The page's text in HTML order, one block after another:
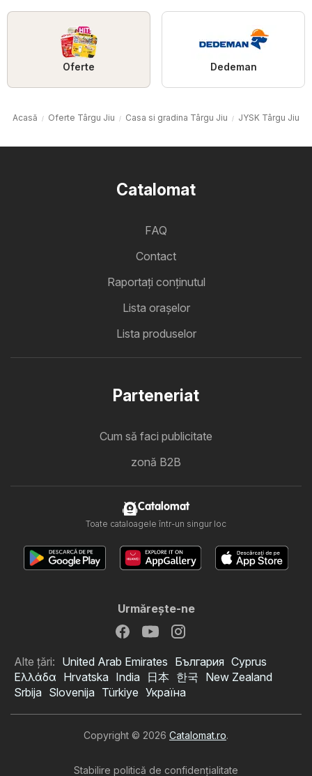
Oferte Dedeman
Acasă Oferte Târgu Jiu Casa si gradina Târgu Jiu JYSK Târgu Jiu
Catalomat
FAQ
Contact
Raportați conținutul
Lista oraşelor
Lista produselor
Parteneriat
Cum să faci publicitate
zonă B2B
Catalomat
Toate cataloagele într-un singur loc
Urmăreşte-ne
Alte țări: United Arab Emirates България Cyprus
Ελλάδα Hrvatska India 日本 한국 New Zealand
Srbija Slovenija Türkiye Україна
Copyright © 2026 Catalomat.ro.
Stabilire politică de confidenţialitate